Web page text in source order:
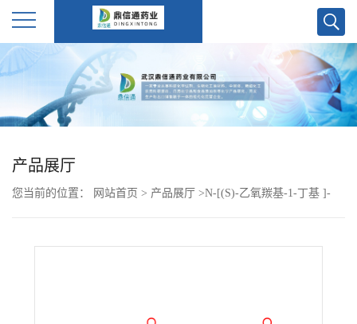
公
产品展厅
您当前的位置： 网站首页 > 产品展厅 >N-[(S)-乙氧羰基-1-丁基 ]-